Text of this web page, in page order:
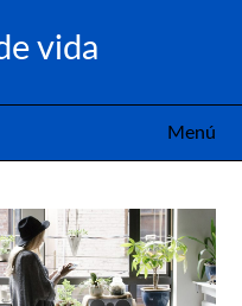
vida
Menú